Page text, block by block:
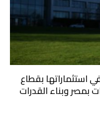
استثماراتها بقطاع
بمصر وبناء القدرات